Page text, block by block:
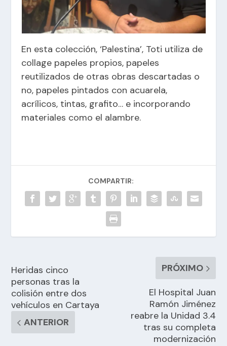
En esta colección, ‘Palestina’, Toti utiliza de
collage papeles propios, papeles
reutilizados de otras obras descartadas o
no, papeles pintados con acuarela,
acrílicos, tintas, grafito… e incorporando
materiales como el alambre.
COMPARTIR:
Heridas cinco
personas tras la
colisión entre dos
vehículos en Cartaya
ANTERIOR
PRÓXIMO
El Hospital Juan
Ramón Jiménez
reabre la Unidad 3.4
tras su completa
modernización